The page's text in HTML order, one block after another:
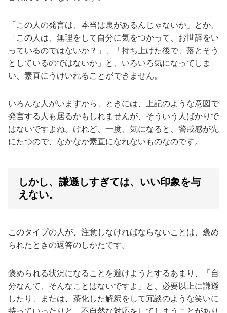
「この人の発言は、本当は裏があるんじゃないか」とか、
「この人は、無理をして自分に気をつかって、お世辞をい
っているのではないか？」、「持ち上げた後で、落とそう
としているのではないか」と、いろいろ気になってしま
い、素直にうけいれることができません。
いろんな人がいますから、ときには、上記のような意図で
発言する人も居るかもしれませんが、そういう人ばかりで
はないですよね。けれど、一度、気になると、警戒感が先
にたつので、なかなか素直になれないものなのです。
しかし、謙遜しすぎては、いい印象を与
えない。
このタイプの人が、注意しなければならないことは、褒め
られたときの返答のしかたです。
褒められる状況になることを避けようとするあまり、「自
分なんて、そんなことはないですよ」と、必要以上に謙遜
したり、または、茶化した解釈をして冗談のような笑いに
持っていったりと、不自然な対応をしてしまうことがあり